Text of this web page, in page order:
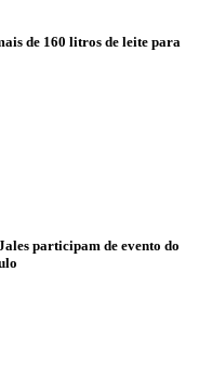
de 160 litros de leite para
participam de evento do